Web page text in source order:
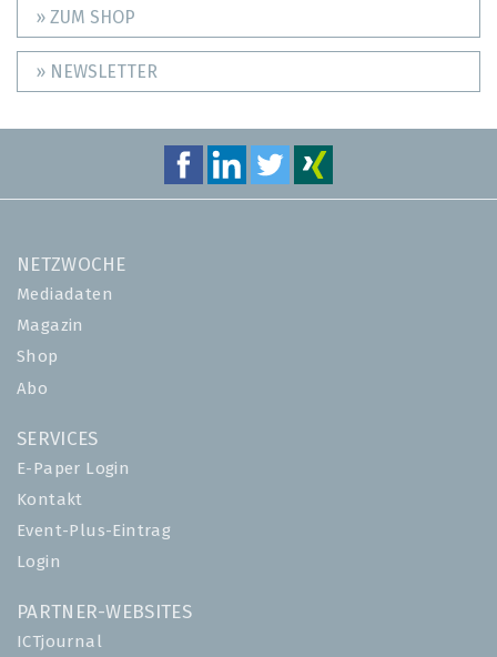
» ZUM SHOP
» NEWSLETTER
NETZWOCHE
Mediadaten
Magazin
Shop
Abo
SERVICES
E-Paper Login
Kontakt
Event-Plus-Eintrag
Login
PARTNER-WEBSITES
ICTjournal